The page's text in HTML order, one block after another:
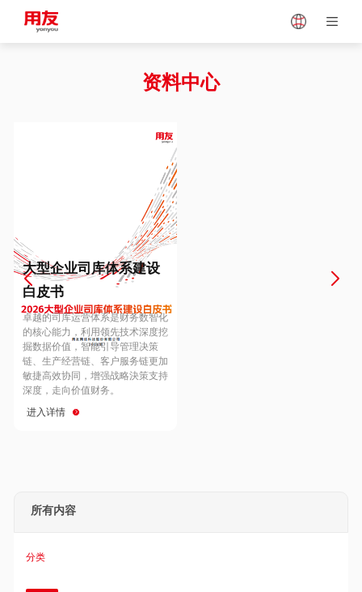
Vietnam
Europe
Hungary
Hong Kong
资料中心
大型企业司库体系建设
白皮书
卓越的司库运营体系是财务数智化
的核心能力，利用领先技术深度挖
掘数据价值，智能引导管理决策
链、生产经营链、客户服务链更加
敏捷高效协同，增强战略決策支持
深度，走向价值财务。
进入详情
所有内容
分类